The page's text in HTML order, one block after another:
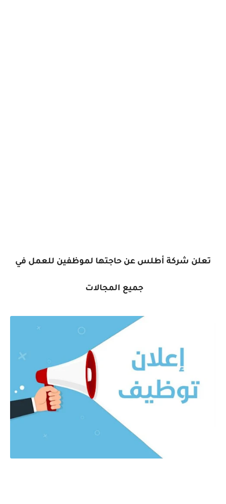
تعلن شركة أطلس عن حاجتها لموظفين للعمل في
جميع المجالات